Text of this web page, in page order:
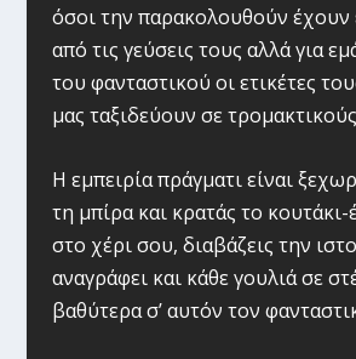
όσοι την παρακολουθούν έχουν
από τις γεύσεις τους αλλά για
του φανταστικού οι ετικέτες
μας ταξιδεύουν σε
Η εμπειρία πράγματι είναι
τη μπίρα και κρατάς το
στο χέρι σου, διαβάζεις την
αναγράφει και κάθε γουλιά σε
βαθύτερα σ’ αυτόν τον